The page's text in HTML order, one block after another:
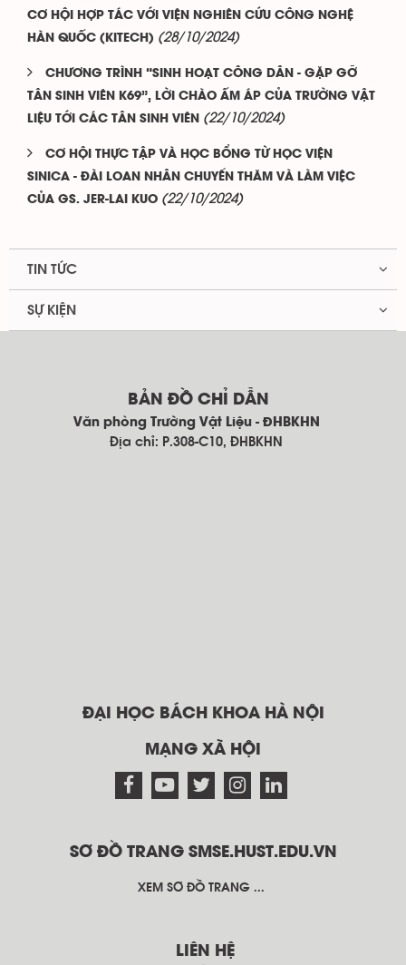
CƠ HỘI HỢP TÁC VỚI VIỆN NGHIÊN CỨU CÔNG NGHỆ
HÀN QUỐC (KITECH) (28/10/2024)
CHƯƠNG TRÌNH “SINH HOẠT CÔNG DÂN - GẶP GỠ
TÂN SINH VIÊN K69”, LỜI CHÀO ẤM ÁP CỦA TRƯỜNG VẬT
LIỆU TỚI CÁC TÂN SINH VIÊN
(22/10/2024)
CƠ HỘI THỰC TẬP VÀ HỌC BỔNG TỪ HỌC VIỆN
SINICA - ĐÀI LOAN NHÂN CHUYẾN THĂM VÀ LÀM VIỆC
CỦA GS. JER-LAI KUO (22/10/2024)
TIN TỨC
SỰ KIỆN
BẢN ĐỒ CHỈ DẪN
Văn phòng Trường Vật Liệu - ĐHBKHN
Địa chỉ: P.308-C10, ĐHBKHN
ĐẠI HỌC BÁCH KHOA HÀ NỘI
MẠNG XÃ HỘI
SƠ ĐỒ TRANG SMSE.HUST.EDU.VN
XEM SƠ ĐỒ TRANG ...
LIÊN HỆ